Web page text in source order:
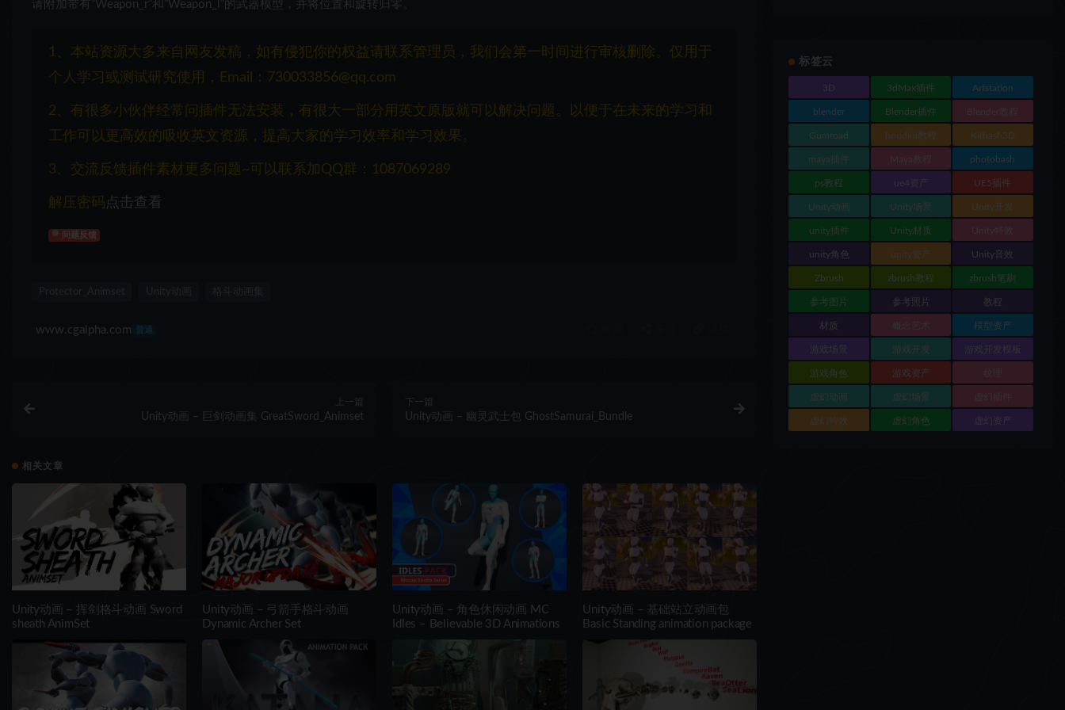
请附加带有”Weapon_r”和”Weapon_l”的武器模型，并将位置和旋转归零。
1、本站资源大多来自网友发稿，如有侵犯你的权益请联系管理员，我们会第一时间进行审核删除。仅用于
个人学习或测试研究使用，Email：730033856@qq.com
2、有很多小伙伴经常问插件无法安装，有很大一部分用英文原版就可以解决问题。以便于在未来的学习和
工作可以更高效的吸收英文资源，提高大家的学习效率和学习效果。
3、交流反馈插件素材更多问题~可以联系加QQ群：1087069289
解压密码 点击查看
问题反馈
www.cgalpha.com 普通
上一篇
Unity动画 – 巨剑动画集 GreatSword_Animset
下一篇
Unity动画 – 幽灵武士包 GhostSamurai_Bundle
相关文章
Unity动画 – 挥剑格斗动画 Sword
sheath AnimSet
Unity动画 – 弓箭手格斗动画
Dynamic Archer Set
Unity动画 – 角色休闲动画 MC
Idles – Believable 3D Animations
Unity动画 – 基础站立动画包
Basic Standing animation package
标签云
3D 3dMax插件 Artstation
blender Blender插件 Blender教程
Gumroad houdini教程 Kitbash3D
maya插件 Maya教程 photobash
ps教程 ue4资产 UE5插件
Unity动画 Unity场景 Unity开发
unity插件 Unity材质 Unity特效
unity角色 unity资产 Unity音效
Zbrush zbrush教程 zbrush笔刷
参考图片 参考照片 教程
材质 概念艺术 模型资产
游戏场景 游戏开发 游戏开发模板
游戏角色 游戏资产 纹理
虚幻动画 虚幻场景 虚幻插件
虚幻特效 虚幻角色 虚幻资产